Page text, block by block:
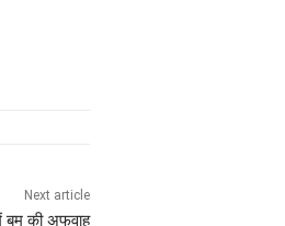
Next article
बम की अफवाह